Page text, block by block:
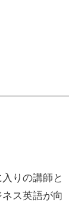
りの講師と
ス英語が向